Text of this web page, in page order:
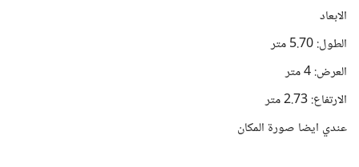
الابعاد
الطول: 5.70 متر
العرض: 4 متر
الارتفاع: 2.73 متر
عندي ايضا صورة المكان